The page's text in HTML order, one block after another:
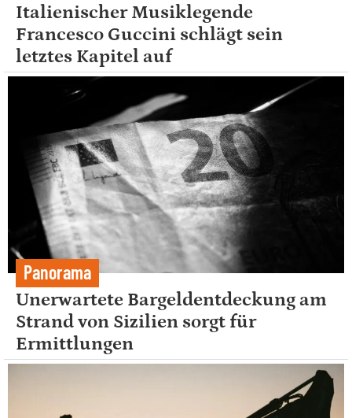
Italienischer Musiklegende
Francesco Guccini schlägt sein
letztes Kapitel auf
Panorama
Unerwartete Bargeldentdeckung am
Strand von Sizilien sorgt für
Ermittlungen